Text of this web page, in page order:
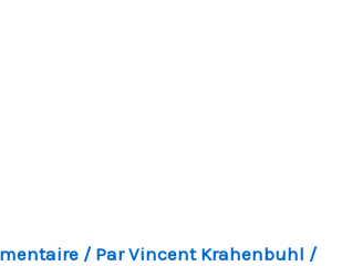
/ ParVincent Krahenbuhl /